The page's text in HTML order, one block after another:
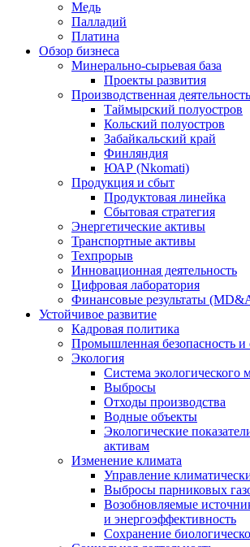
Медь
Палладий
Платина
Обзор бизнеса
Минерально-сырьевая база
Проекты развития
Производственная деятельность
Таймырский полуостров
Кольский полуостров
Забайкальский край
Финляндия
ЮАР (Nkomati)
Продукция и сбыт
Продуктовая линейка
Сбытовая стратегия
Энергетические активы
Транспортные активы
Техпрорыв
Инновационная деятельность
Цифровая лаборатория
Финансовые результаты
Устойчивое развитие
Кадровая политика
Промышленная безопасность и
Экология
Система экологического
Выбросы
Отходы производства
Водные объекты
Экологические
активам
Изменение климата
Управление
Выбросы парниковых
Возобновляемые
и энергоэффективность
Сохранение